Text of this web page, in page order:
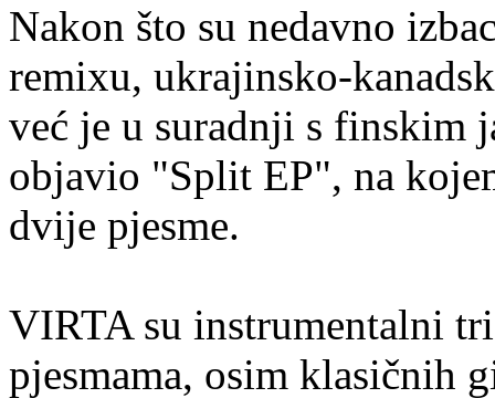
Nakon što su nedavno
remixu, ukrajinsko-
već je u suradnji s finskim
objavio "Split EP", na
dvije pjesme.
VIRTA su instrumentalni
pjesmama, osim klasičnih